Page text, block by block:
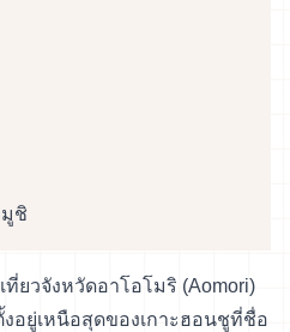
ชิ
ยวจังหวัดอาโอโมริ (Aomori)
อยู่เหนือสุดของเกาะฮอนชูที่ชื่อ